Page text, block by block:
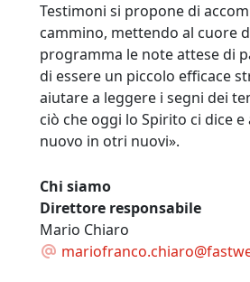
Testimoni si propone di
cammino, mettendo al cuore
programma le note attese di
di essere un piccolo efficace
aiutare a leggere i segni dei
ciò che oggi lo Spirito ci dice e
nuovo in otri nuovi».
Chi siamo
Direttore responsabile
Mario Chiaro